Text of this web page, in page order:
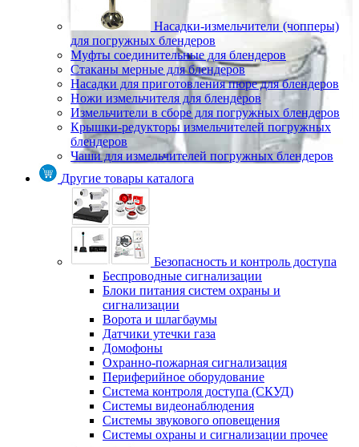
Насадки-измельчители (чопперы)
для погружных блендеров
Муфты соединительные для блендеров
Стаканы мерные для блендеров
Насадки для приготовления пюре для блендеров
Ножи измельчителя для блендеров
Измельчители в сборе для погружных блендеров
Крышки-редукторы измельчителей погружных
блендеров
Чаши для измельчителей погружных блендеров
Другие товары каталога
Безопасность и контроль доступа
Беспроводные сигнализации
Блоки питания систем охраны и
сигнализации
Ворота и шлагбаумы
Датчики утечки газа
Домофоны
Охранно-пожарная сигнализация
Периферийное оборудование
Система контроля доступа (СКУД)
Системы видеонаблюдения
Системы звукового оповещения
Системы охраны и сигнализации прочее